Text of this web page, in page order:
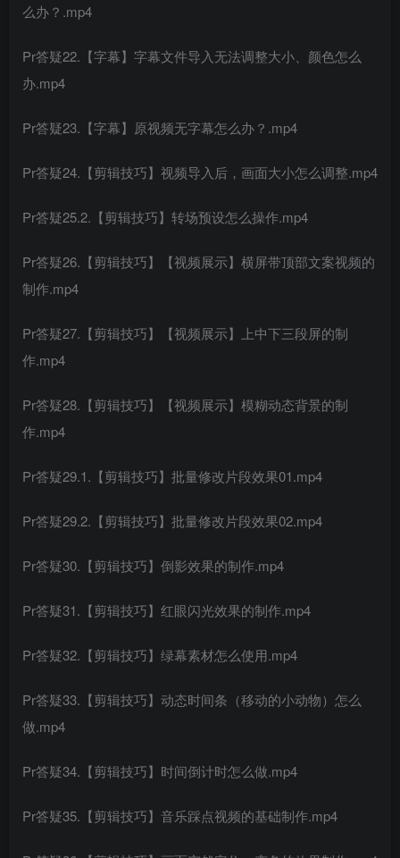
么办？.mp4
Pr答疑22.【字幕】字幕文件导入无法调整大小、颜色怎么
办.mp4
Pr答疑23.【字幕】原视频无字幕怎么办？.mp4
Pr答疑24.【剪辑技巧】视频导入后，画面大小怎么调整.mp4
Pr答疑25.2.【剪辑技巧】转场预设怎么操作.mp4
Pr答疑26.【剪辑技巧】【视频展示】横屏带顶部文案视频的
制作.mp4
Pr答疑27.【剪辑技巧】【视频展示】上中下三段屏的制
作.mp4
Pr答疑28.【剪辑技巧】【视频展示】模糊动态背景的制
作.mp4
Pr答疑29.1.【剪辑技巧】批量修改片段效果01.mp4
Pr答疑29.2.【剪辑技巧】批量修改片段效果02.mp4
Pr答疑30.【剪辑技巧】倒影效果的制作.mp4
Pr答疑31.【剪辑技巧】红眼闪光效果的制作.mp4
Pr答疑32.【剪辑技巧】绿幕素材怎么使用.mp4
Pr答疑33.【剪辑技巧】动态时间条（移动的小动物）怎么
做.mp4
Pr答疑34.【剪辑技巧】时间倒计时怎么做.mp4
Pr答疑35.【剪辑技巧】音乐踩点视频的基础制作.mp4